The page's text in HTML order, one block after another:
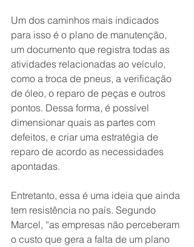
Um dos caminhos mais indicados
para isso é o plano de manutenção,
um documento que registra todas as
atividades relacionadas ao veículo,
como a troca de pneus, a verificação
de óleo, o reparo de peças e outros
pontos. Dessa forma, é possível
dimensionar quais as partes com
defeitos, e criar uma estratégia de
reparo de acordo as necessidades
apontadas.
Entretanto, essa é uma ideia que ainda
tem resistência no país. Segundo
Marcel, “as empresas não perceberam
o custo que gera a falta de um plano